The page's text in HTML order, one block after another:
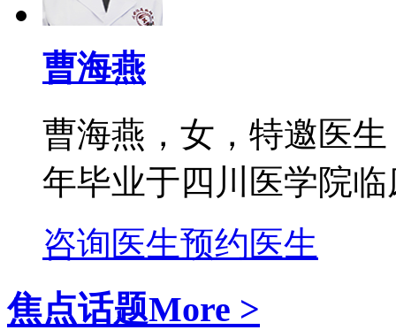
曹海燕
曹海燕，女，特邀医
年毕业于四川医学院
咨询医生预约医生
焦点话题More >